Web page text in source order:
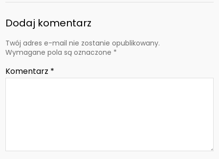
Dodaj komentarz
Twój adres e-mail nie zostanie opublikowany.
Wymagane pola są oznaczone *
Komentarz *